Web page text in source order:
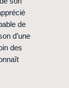
de
d’une
des